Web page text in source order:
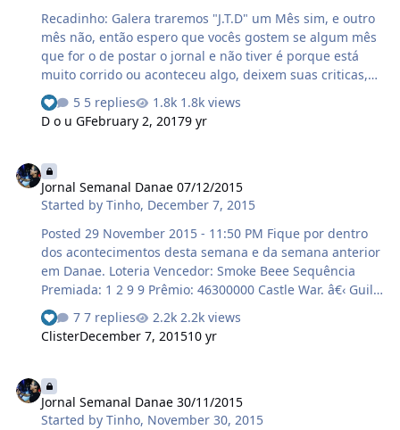
Recadinho: Galera traremos "J.T.D" um Mês sim, e outro
mês não, então espero que vocês gostem se algum mês
que for o de postar o jornal e não tiver é porque está
muito corrido ou aconteceu algo, deixem suas criticas,
sugestões e oque pode ser melhorado nos comentários.
sentem-se na cadeira e "Vamooo Nesssa
Maaaluuuucooo" Eai galera batutas? vamos la,
nosso Mês de Janeiro, começamos o ano com pé direito
vamos a algumas invasões que ocorreu nesse Mês:
World Bosses e Azazel que invadiram o Servidor no mês
presente em todas mais a que eu f…
5 replies
1.8k views
D o u GFebruary 2, 20179 yr
Jornal Semanal Danae 07/12/2015
Started byTinho, December 7, 2015
Posted 29 November 2015 - 11:50 PM Fique por dentro
dos acontecimentos desta semana e da semana anterior
em Danae. Loteria Vencedor: Smoke Beee Sequência
Premiada: 1 2 9 9 Prêmio: 46300000 Castle War. â€‹ Guild
Vencedora: Endless Orders Players Premiados: [MS]
SoLeDaR Stoker recebeu 10 rare essences [ED] Vyntrox
recebeu 3 dias recovery booster [RP] Snapp recebeu
lv. 400 Mês de Eventos Raceroll [Equipe] Promoções
Agendamento dos Doubles Com a morte do temido
Balghordan, ambos o…
7 replies
2.2k views
ClisterDecember 7, 201510 yr
Jornal Semanal Danae 30/11/2015
Started byTinho, November 30, 2015